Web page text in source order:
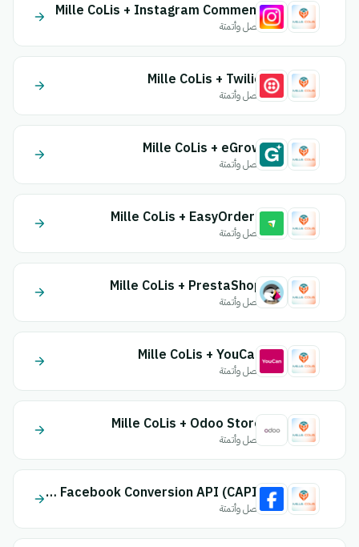
Mille CoLis + Instagram Comment
اتصل وأتمتة
Mille CoLis + Twilio
اتصل وأتمتة
Mille CoLis + eGrow
اتصل وأتمتة
Mille CoLis + EasyOrders
اتصل وأتمتة
Mille CoLis + PrestaShop
اتصل وأتمتة
Mille CoLis + YouCan
اتصل وأتمتة
Mille CoLis + Odoo Store
اتصل وأتمتة
Mille CoLis + Facebook Conversion API (CAPI)
اتصل وأتمتة